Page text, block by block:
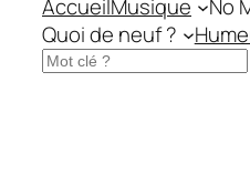
AccueilMusique
No
Quoi de neuf ?
Rechercher